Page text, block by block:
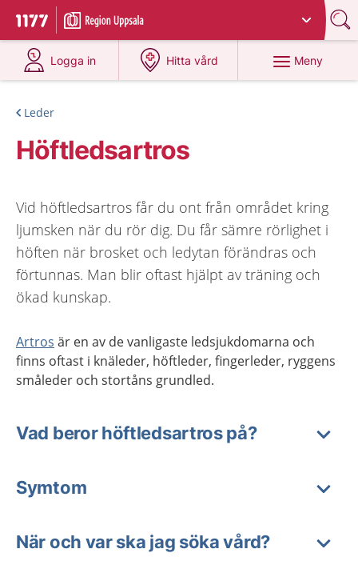
Till startsidan för 1177
Du har valt region
Logga in
på 1177.se
Hitta vård
på 1177.se
Meny
Leder
Höftledsartros
Vid höftledsartros får du ont från området kring
ljumsken när du rör dig. Du får sämre rörlighet i
höften när brosket och ledytan förändras och
förtunnas. Man blir oftast hjälpt av träning och
ökad kunskap.
Artros är en av de vanligaste ledsjukdomarna och
finns oftast i knäleder, höftleder, fingerleder, ryggens
småleder och stortåns grundled.
Vad beror höftledsartros på?
Symtom
När och var ska jag söka vård?